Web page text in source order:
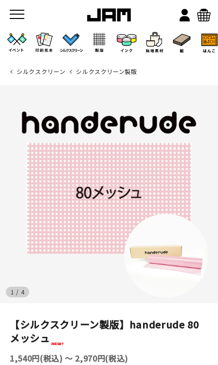
JAMのこと
お店/ワークスペース
イベント
シルクスクリーン
紙
はんこ
シルクスクリーン シルクスクリーン製版
1 / 4
【シルクスクリーン製版】handerude 80
メッシュ
1,540円(税込) 〜 2,970円(税込)